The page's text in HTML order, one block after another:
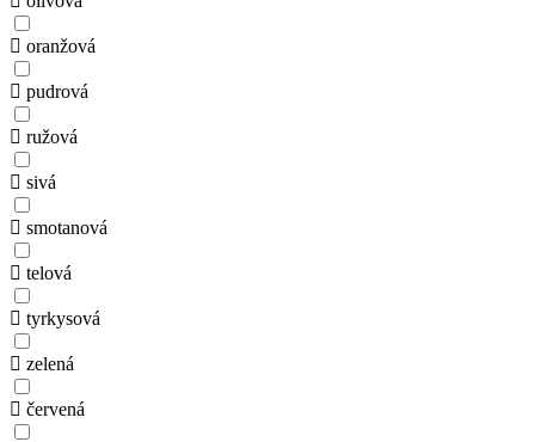
oranžová
pudrová
ružová
sivá
smotanová
telová
tyrkysová
zelená
červená